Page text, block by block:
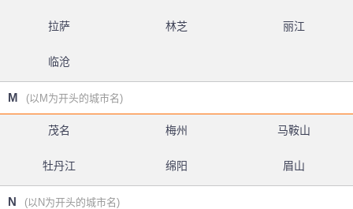
拉萨 林芝 丽江
临沧
M (以M为开头的城市名)
茂名 梅州 马鞍山
牡丹江 绵阳 眉山
N (以N为开头的城市名)